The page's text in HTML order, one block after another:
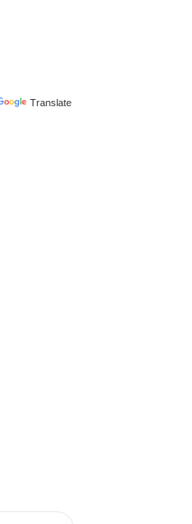
Translate